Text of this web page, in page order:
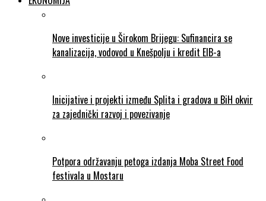
Nove investicije u Širokom Brijegu: Sufinancira se
kanalizacija, vodovod u Knešpolju i kredit EIB-a
Inicijative i projekti između Splita i gradova u BiH okvir
za zajednički razvoj i povezivanje
Potpora održavanju petoga izdanja Moba Street Food
festivala u Mostaru